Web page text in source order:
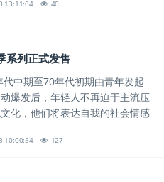
13:11:04 40
列正式发售
中期至70年代初期由青年发起
爆发后，年轻人不再迫于主流压
化，他们将表达自我的社会情感
10:00:54 127